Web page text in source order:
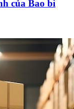
của Bao bì